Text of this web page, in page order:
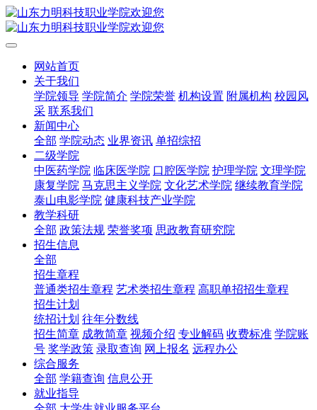
网站首页
关于我们
学院领导 学院简介 学院荣誉 机构设置 附属机构 校园风
采 联系我们
新闻中心
全部 学院动态 业界资讯 单招综招
二级学院
中医药学院 临床医学院 口腔医学院 护理学院 文理学院
康复学院 马克思主义学院 文化艺术学院 继续教育学院
泰山电影学院 健康科技产业学院
教学科研
全部 政策法规 荣誉奖项 思政教育研究院
招生信息
全部
招生章程
普通类招生章程 艺术类招生章程 高职单招招生章程
招生计划
统招计划 往年分数线
招生简章 成教简章 视频介绍 专业解码 收费标准 学院账
号 奖学政策 录取查询 网上报名 远程办公
综合服务
全部 学籍查询 信息公开
就业指导